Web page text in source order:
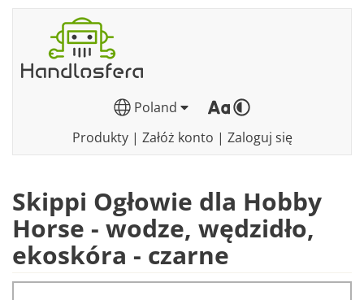
Poland
Produkty| Załóż konto | Zaloguj się
Skippi Ogłowie dla Hobby
Horse - wodze, wędzidło,
ekoskóra - czarne